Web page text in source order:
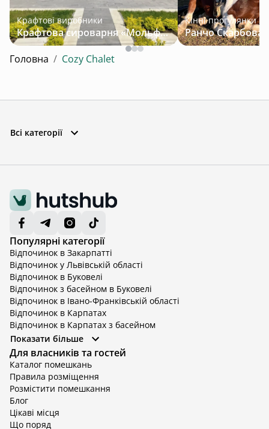
Крафтові виробники
Крафтова сироварня «Мольфар»
Кінні прогулянки
Головна / Cozy Chalet
Всі категорії
Популярні категорії
Відпочинок в Закарпатті
Відпочинок у Львівській області
Відпочинок в Буковелі
Відпочинок з басейном в Буковелі
Відпочинок в Івано-Франківській області
Відпочинок в Карпатах
Відпочинок в Карпатах з басейном
Відпочинок в Київській області
Відпочинок в Київській області з басейном
Відпочинок в Тернопільській області
Відпочинок у Вінницькій області
Відпочинок в Яремче
Відпочинок у Львівській області з басейном
Відпочинок з басейном в Тернопільській області
Показати більше
Для власників та гостей
Каталог помешкань
Правила розміщення
Розмістити помешкання
Блог
Цікаві місця
Що поряд